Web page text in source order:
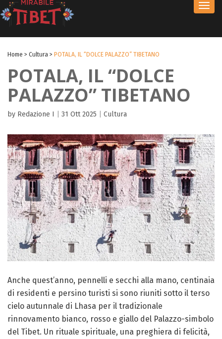
Home > Cultura > POTALA, IL “DOLCE PALAZZO” TIBETANO
POTALA, IL “DOLCE
PALAZZO” TIBETANO
by Redazione I 31 Ott 2025 Cultura
Anche quest’anno, pennelli e secchi alla mano, centinaia
di residenti e persino turisti si sono riuniti sotto il terso
cielo autunnale di Lhasa per il tradizionale
rinnovamento bianco, rosso e giallo del Palazzo-simbolo
del Tibet. Un rituale spirituale, una preghiera di felicità,